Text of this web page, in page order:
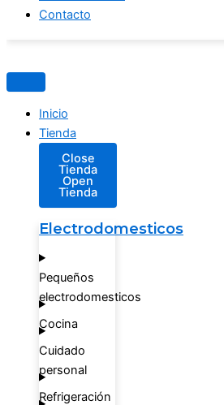
Contacto
Inicio
Tienda
Close
Tienda
Open
Tienda
Electrodomesticos
Pequeños
electrodomesticos
Cocina
Cuidado
personal
Refrigeración